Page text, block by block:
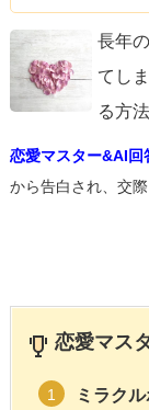
長年
てし
る方
恋愛マスター&AI回
から告白され、交
恋愛マス
1 ミラク